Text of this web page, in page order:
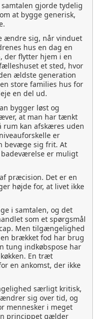
gjorde tydelig
at bygge generisk,
ændre sig, når vinduet
hus en dag en
der flytter hjem i en
et sted, hvor
ældste generation
store families hus for
en del ud.
bygger løst og
at man har tænkt
rum kan afskæres uden
er
bevæge sig frit. At
er muligt
præcision. Det er en
højde for, at livet ikke
i samtalen, og det
som et spørgsmål
Men tilgængelighed
brækket fod har brug
tung indkøbspose har
En træt
en ankomst, der ikke
særligt kritisk,
sig over tid, og
mennesker i meget
princippet gælder